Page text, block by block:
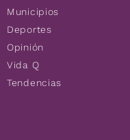
Municipios
Deportes
Opinión
Vida Q
Tendencias